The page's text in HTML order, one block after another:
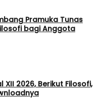
Pramuka Tunas
bagi Anggota
2026, Berikut Filosofi,